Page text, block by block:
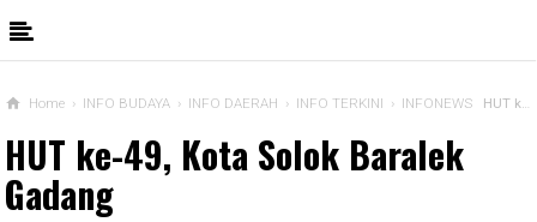
Home › INFO BUDAYA › INFO DAERAH › INFO TERKINI › INFONEWS HUT ke-49, Kota Solok Baralek Gadang
HUT ke-49, Kota Solok Baralek
Gadang